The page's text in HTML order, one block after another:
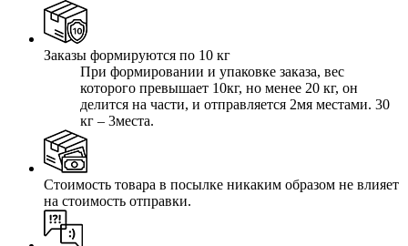
Заказы формируются по 10 кг
При формировании и упаковке заказа, вес
которого превышает 10кг, но менее 20 кг, он
делится на части, и отправляется 2мя местами. 30
кг – 3места.
Стоимость товара в посылке никаким образом не влияет
на стоимость отправки.